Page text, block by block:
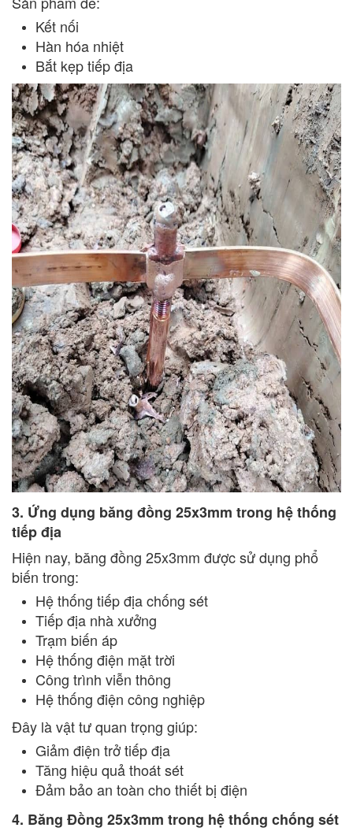
Kết nối
Hàn hóa nhiệt
Bắt kẹp tiếp địa
3. Ứng dụng băng đồng 25x3mm trong hệ thống
tiếp địa
Hiện nay, băng đồng 25x3mm được sử dụng phổ
biến trong:
Hệ thống tiếp địa chống sét
Tiếp địa nhà xưởng
Trạm biến áp
Hệ thống điện mặt trời
Công trình viễn thông
Hệ thống điện công nghiệp
Đây là vật tư quan trọng giúp:
Giảm điện trở tiếp địa
Tăng hiệu quả thoát sét
Đảm bảo an toàn cho thiết bị điện
4. Băng Đồng 25x3mm trong hệ thống chống sét